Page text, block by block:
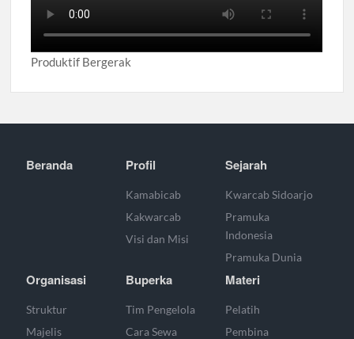
Produktif Bergerak
Beranda Profil
Kamabicab
Kakwarcab
Visi dan Misi
Sejarah
Kwarcab Sidoarjo
Pramuka
Indonesia
Pramuka Dunia
Organisasi
Struktur
Majelis
Buperka
Tim Pengelola
Cara Sewa
Materi
Pelatih
Pembina